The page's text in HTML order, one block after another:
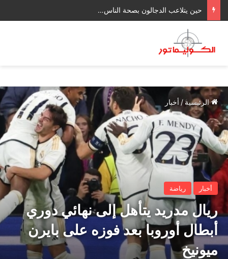
حين يتلاعب الدجالون بصحة الناس…
الرئيسية / أخبار
أخبار رياضة
ريال مدريد يتأهل إلى نهائي دوري
أبطال أوروبا بعد فوزه على بايرن
ميونيخ